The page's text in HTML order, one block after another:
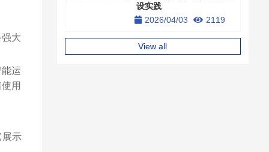
大
运
用
展示
设实践
2026/04/03
2119
View all